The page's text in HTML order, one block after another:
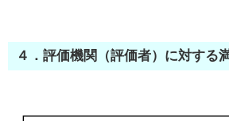
４．評価機関（評価者）に対する